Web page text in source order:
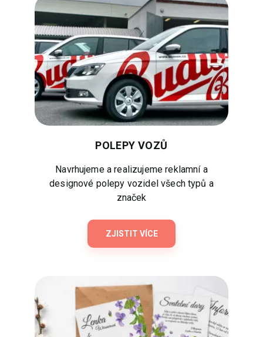
POLEPY VOZŮ
Navrhujeme a realizujeme reklamní a
designové polepy vozidel všech typů a
značek
ZJISTIT VÍCE